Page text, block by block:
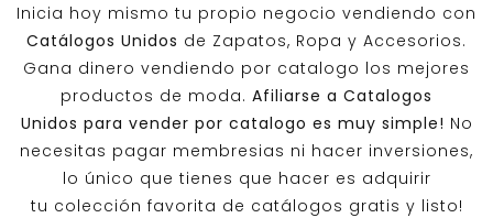
Inicia hoy mismo tu propio negocio vendiendo con
Catálogos Unidos de Zapatos, Ropa y Accesorios.
Gana dinero vendiendo por catalogo los mejores
productos de moda. Afiliarse a Catalogos
Unidos para vender por catalogo es muy simple! No
necesitas pagar membresias ni hacer inversiones,
lo único que tienes que hacer es adquirir
tu colección favorita de catálogos gratis y listo!